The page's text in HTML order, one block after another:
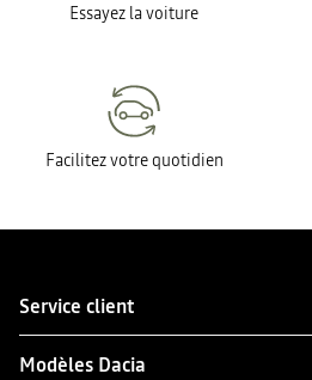
Essayez la voiture
Facilitez votre quotidien
Service client
Modèles Dacia